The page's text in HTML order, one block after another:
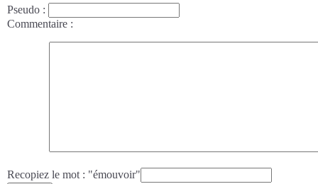
Pseudo :
Commentaire :
Recopiez le mot : "émouvoir"